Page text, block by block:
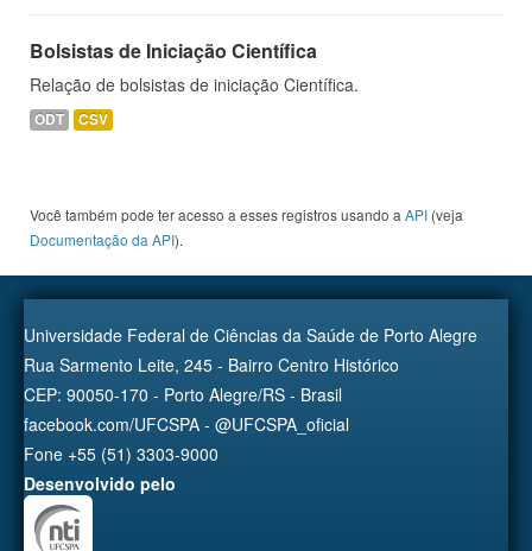
Bolsistas de Iniciação Científica
Relação de bolsistas de iniciação Científica.
ODT CSV
Você também pode ter acesso a esses registros usando a API (veja
Documentação da API).
Universidade Federal de Ciências da Saúde de Porto Alegre
Rua Sarmento Leite, 245 - Bairro Centro Histórico
CEP: 90050-170 - Porto Alegre/RS - Brasil
facebook.com/UFCSPA - @UFCSPA_oficial
Fone +55 (51) 3303-9000
Desenvolvido pelo